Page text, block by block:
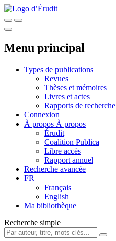
Menu principal
Types de publications
Revues
Thèses et mémoires
Livres et actes
Rapports de recherche
Connexion
À propos À propos
Érudit
Coalition Publica
Libre accès
Rapport annuel
Recherche avancée
FR
Français
English
Ma bibliothèque
Recherche simple